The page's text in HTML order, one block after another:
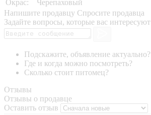
Окрас:
Черепаховый
Напишите продавцу Спросите продавца
Задайте вопросы, которые вас интересуют
Подскажите, объявление актуально?
Где и когда можно посмотреть?
Сколько стоит питомец?
Отзывы
Отзывы о продавце
Оставить отзыв